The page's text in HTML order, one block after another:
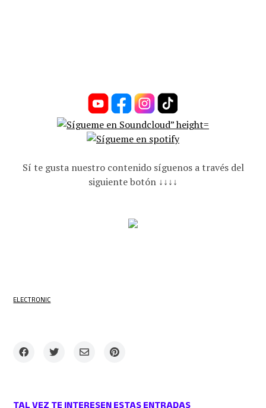
Sí te gusta nuestro contenido síguenos a través del
siguiente botón ↓↓↓↓
ELECTRONIC